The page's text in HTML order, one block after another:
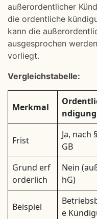
außerordentlicher
die ordentliche
kann die
ausgesprochen
vorliegt.
Vergleichstabelle:
Merkmal
ndigung
Frist
Ja, nach
GB
Grund erf
orderlich
Nein
hG)
Beispiel
e